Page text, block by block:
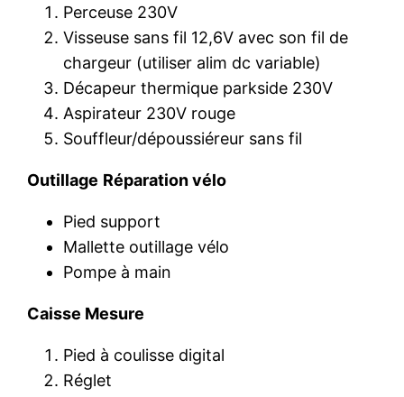
Perceuse 230V
Visseuse sans fil 12,6V avec son fil de
chargeur (utiliser alim dc variable)
Décapeur thermique parkside 230V
Aspirateur 230V rouge
Souffleur/dépoussiéreur sans fil
Outillage Réparation vélo
Pied support
Mallette outillage vélo
Pompe à main
Caisse Mesure
Pied à coulisse digital
Réglet